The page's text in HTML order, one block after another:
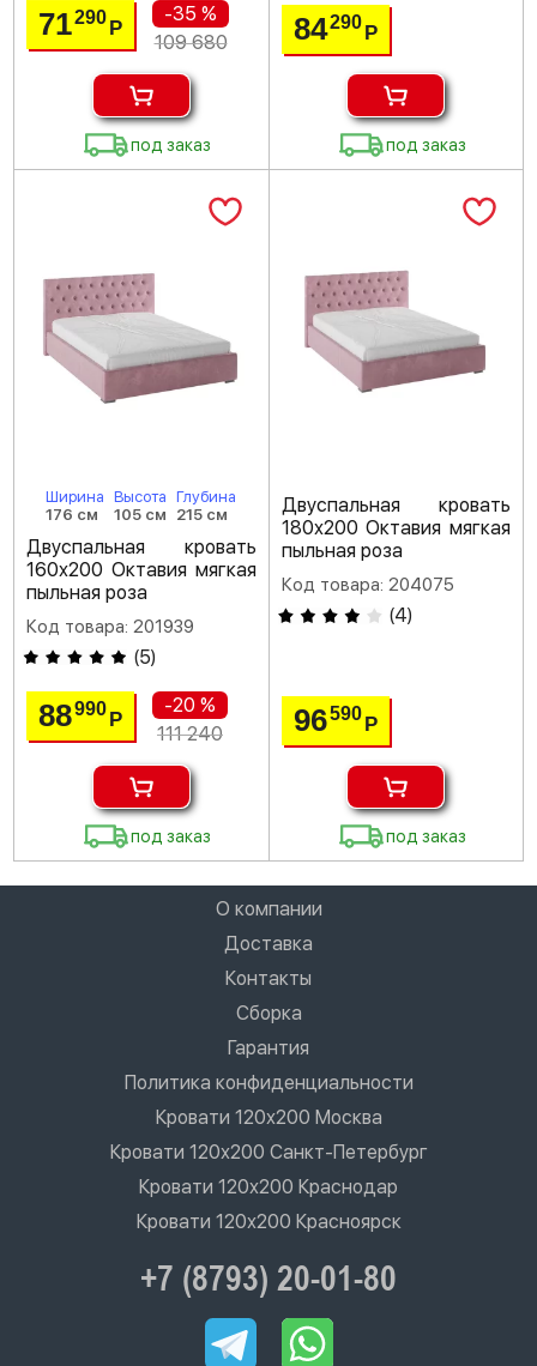
71290Р
-35 %
109 680
под заказ
84290 Р
под заказ
Ширина
176 см
Высота
105 см
Глубина
215 см
Двуспальная кровать
160х200 Октавия мягкая
пыльная роза
Код товара: 201939
(5)
88990Р
-20 %
111 240
под заказ
Двуспальная кровать
180х200 Октавия мягкая
пыльная роза
Код товара: 204075
(4)
96590 Р
под заказ
О компании
Доставка
Контакты
Сборка
Гарантия
Политика конфиденциальности
Кровати 120х200 Москва
Кровати 120х200 Санкт-Петербург
Кровати 120х200 Краснодар
Кровати 120х200 Красноярск
+7 (8793) 20-01-80